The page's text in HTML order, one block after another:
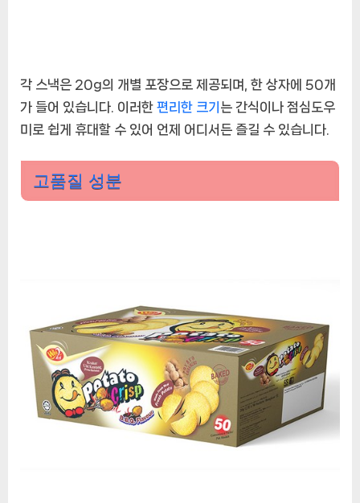
각 스낵은 20g의 개별 포장으로 제공되며, 한 상자에 50개
가 들어 있습니다. 이러한 편리한 크기 는 간식이나 점심도우
미로 쉽게 휴대할 수 있어 언제 어디서든 즐길 수 있습니다.
고품질 성분